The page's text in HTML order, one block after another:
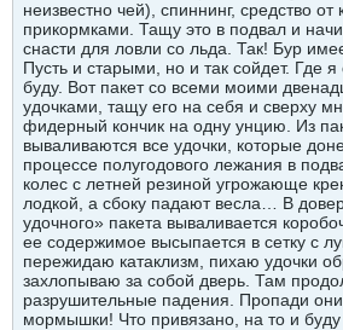
неизвестно чей), спиннинг, средство от
прикормками. Тащу это в подвал и
снасти для ловли со льда. Так! Бур
Пусть и старыми, но и так сойдет. Где я
буду. Вот пакет со всеми моими
удочками, тащу его на себя и сверху
фидерный кончик на одну унцию. Из
вываливаются все удочки, которые
процессе полугодового лежания в
колес с летней резиной угрожающе
лодкой, а сбоку падают весла… В
удочного» пакета вываливается
ее содержимое высыпается в сетку с
пережидаю катаклизм, пихаю удочки
захлопываю за собой дверь. Там
разрушительные падения. Пропади
мормышки! Что привязано, на то и